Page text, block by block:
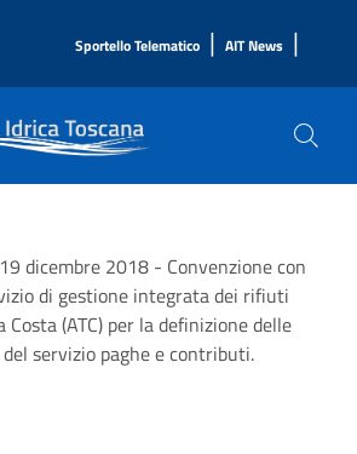
Sportello Telematico | AIT News |
dicembre 2018 - Convenzione con
di gestione integrata dei rifiuti
Costa (ATC) per la definizione delle
servizio paghe e contributi.